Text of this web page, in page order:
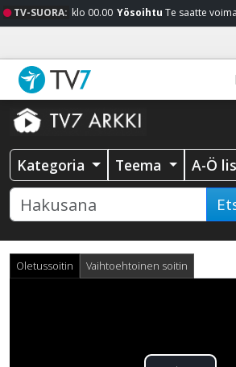
TV-SUORA: klo 00.00 Yösoihtu Te saatte
Kategoria Teema A-Ö
Oletussoitin Vaihtoehtoinen soitin